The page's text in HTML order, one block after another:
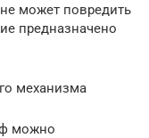
может повредить
предназначено
механизма
можно